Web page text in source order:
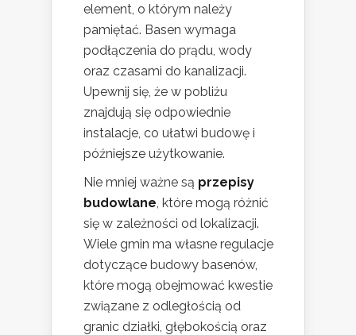
element, o którym należy
pamiętać. Basen wymaga
podłączenia do prądu, wody
oraz czasami do kanalizacji.
Upewnij się, że w pobliżu
znajdują się odpowiednie
instalacje, co ułatwi budowę i
późniejsze użytkowanie.
Nie mniej ważne są przepisy
budowlane, które mogą różnić
się w zależności od lokalizacji.
Wiele gmin ma własne regulacje
dotyczące budowy basenów,
które mogą obejmować kwestie
związane z odległością od
granic działki, głębokością oraz